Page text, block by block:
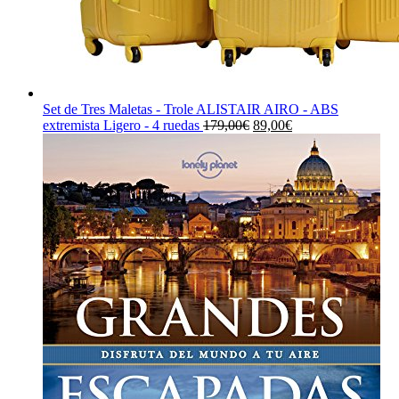
Set de Tres Maletas - Trole ALISTAIR AIRO - ABS
extremista Ligero - 4 ruedas 179,00€ El
179,00€.
89,00€El
precio
actual
es:
89,00€.